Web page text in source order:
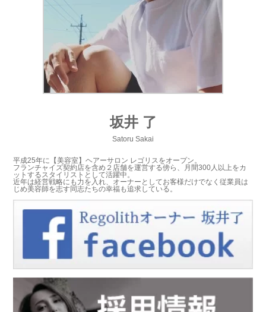
坂井 了
Satoru Sakai
平成25年に【美容室】ヘアーサロン レゴリスをオープン。
フランチャイズ契約店を含め２店舗を運営する傍ら、月間300人以上をカ
ットするスタイリストとして活躍中。
近年は経営戦略にも力を入れ、オーナーとしてお客様だけでなく従業員は
じめ美容師を志す同志たちの幸福も追求している。